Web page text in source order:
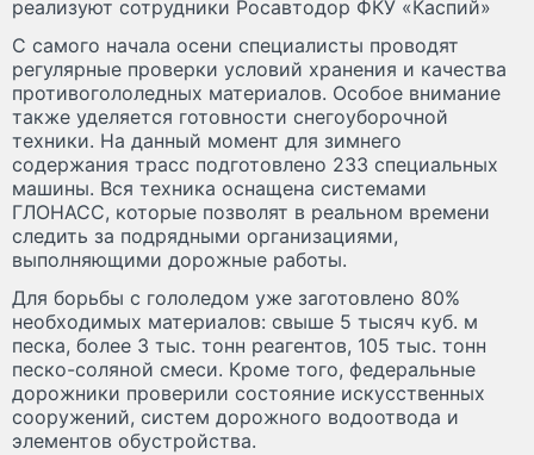
реализуют сотрудники Росавтодор ФКУ «Каспий»
С самого начала осени специалисты проводят
регулярные проверки условий хранения и качества
противогололедных материалов. Особое внимание
также уделяется готовности снегоуборочной
техники. На данный момент для зимнего
содержания трасс подготовлено 233 специальных
машины. Вся техника оснащена системами
ГЛОНАСС, которые позволят в реальном времени
следить за подрядными организациями,
выполняющими дорожные работы.
Для борьбы с гололедом уже заготовлено 80%
необходимых материалов: свыше 5 тысяч куб. м
песка, более 3 тыс. тонн реагентов, 105 тыс. тонн
песко-соляной смеси. Кроме того, федеральные
дорожники проверили состояние искусственных
сооружений, систем дорожного водоотвода и
элементов обустройства.